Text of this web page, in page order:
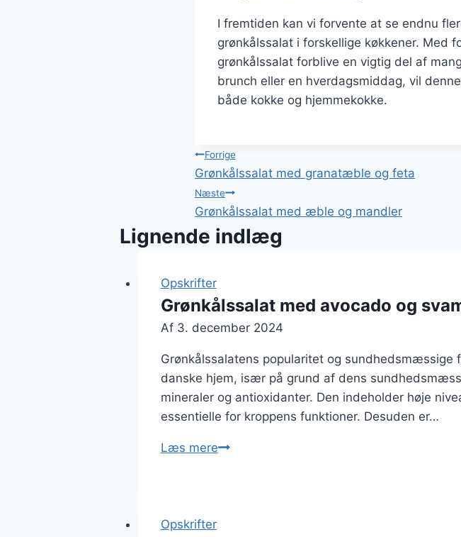
I fremtiden kan vi forvente at se endnu
grønkålssalat i forskellige køkkener. Med
grønkålssalat forblive en vigtig del af
brunch eller en hverdagsmiddag, vil
både kokke og hjemmekokke.
Indlægsnavigation
Forrige
Grønkålssalat med granatæble og feta
Næste
Grønkålssalat med æble og mandler
Lignende indlæg
Opskrifter
Grønkålssalat med avocado og
Af 3. december 2024
Grønkålssalatens popularitet og
danske hjem, især på grund af dens
mineraler og antioxidanter. Den indeholder høje
essentielle for kroppens funktioner. Desuden er…
Læs mereGrønkålssalat
Opskrifter